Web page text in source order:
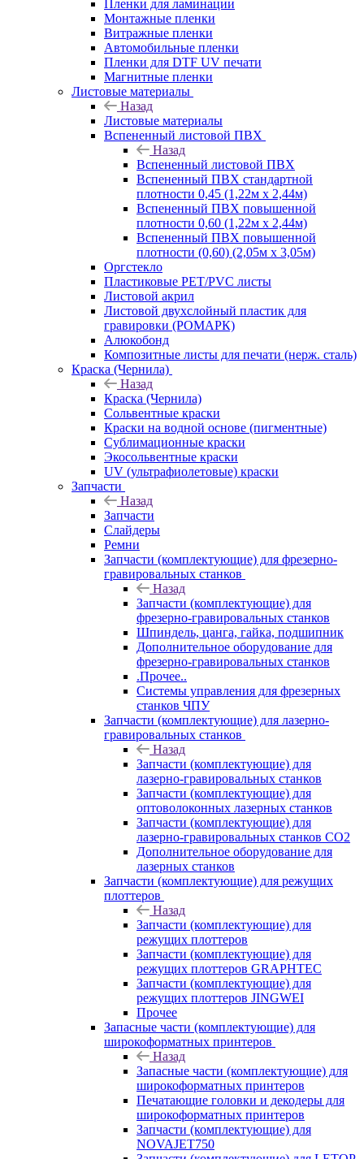
Пленки для ламинации
Монтажные пленки
Витражные пленки
Автомобильные пленки
Пленки для DTF UV печати
Магнитные пленки
Листовые материалы
Назад
Листовые материалы
Вспененный листовой ПВХ
Назад
Вспененный листовой ПВХ
Вспененный ПВХ стандартной
плотности 0,45 (1,22м х 2,44м)
Вспененный ПВХ повышенной
плотности 0,60 (1,22м х 2,44м)
Вспененный ПВХ повышенной
плотности (0,60) (2,05м х 3,05м)
Оргстекло
Пластиковые PET/PVC листы
Листовой акрил
Листовой двухслойный пластик для
гравировки (РОМАРК)
Алюкобонд
Композитные листы для печати (нерж. сталь)
Краска (Чернила)
Назад
Краска (Чернила)
Сольвентные краски
Краски на водной основе (пигментные)
Сублимационные краски
Экосольвентные краски
UV (ультрафиолетовые) краски
Запчасти
Назад
Запчасти
Слайдеры
Ремни
Запчасти (комплектующие) для фрезерно-
гравировальных станков
Назад
Запчасти (комплектующие) для
фрезерно-гравировальных станков
Шпиндель, цанга, гайка, подшипник
Дополнительное оборудование для
фрезерно-гравировальных станков
.Прочее..
Системы управления для фрезерных
станков ЧПУ
Запчасти (комплектующие) для лазерно-
гравировальных станков
Назад
Запчасти (комплектующие) для
лазерно-гравировальных станков
Запчасти (комплектующие) для
оптоволоконных лазерных станков
Запчасти (комплектующие) для
лазерно-гравировальных станков CO2
Дополнительное оборудование для
лазерных станков
Запчасти (комплектующие) для режущих
плоттеров
Назад
Запчасти (комплектующие) для
режущих плоттеров
Запчасти (комплектующие) для
режущих плоттеров GRAPHTEC
Запчасти (комплектующие) для
режущих плоттеров JINGWEI
Прочее
Запасные части (комплектующие) для
широкоформатных принтеров
Назад
Запасные части (комплектующие) для
широкоформатных принтеров
Печатающие головки и декодеры для
широкоформатных принтеров
Запчасти (комплектующие) для
NOVAJET750